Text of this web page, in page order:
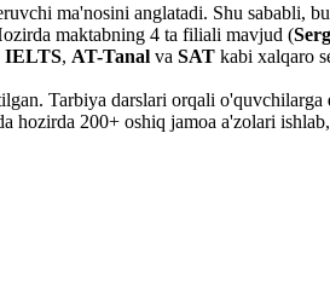
ma'nosini anglatadi. Shu sababli,
maktabning 4 ta filiali mavjud (
IELTS, AT-Tanal va SAT kabi xalqaro
Tarbiya darslari orqali o'quvchilarga
200+ oshiq jamoa a'zolari